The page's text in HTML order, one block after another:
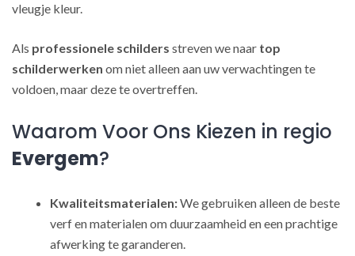
vleugje kleur.
Als professionele schilders streven we naar top
schilderwerken om niet alleen aan uw verwachtingen te
voldoen, maar deze te overtreffen.
Waarom Voor Ons Kiezen in regio
Evergem?
Kwaliteitsmaterialen:We gebruiken alleen de beste
verf en materialen om duurzaamheid en een prachtige
afwerking te garanderen.